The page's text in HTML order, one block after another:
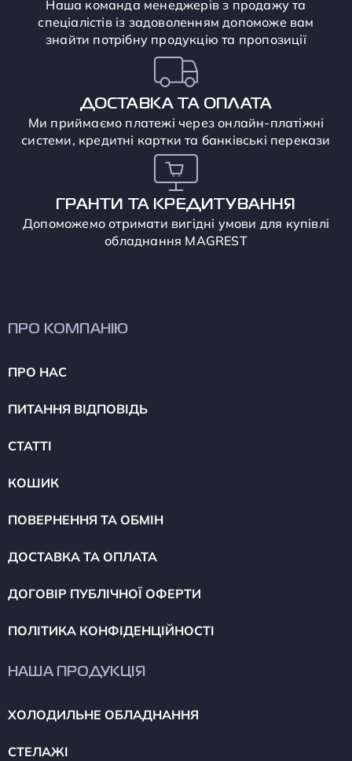
Наша команда менеджерів з продажу та
спеціалістів із задоволенням допоможе вам
знайти потрібну продукцію та пропозиції
ДОСТАВКА ТА ОПЛАТА
Ми приймаємо платежі через онлайн-платіжні
системи, кредитні картки та банківські перекази
ГРАНТИ ТА КРЕДИТУВАННЯ
Допоможемо отримати вигідні умови для купівлі
обладнання MAGREST
ПРО КОМПАНІЮ
ПРО НАС
ПИТАННЯ ВІДПОВІДЬ
СТАТТІ
КОШИК
ПОВЕРНЕННЯ ТА ОБМІН
ДОСТАВКА ТА ОПЛАТА
ДОГОВІР ПУБЛІЧНОЇ ОФЕРТИ
ПОЛІТИКА КОНФІДЕНЦІЙНОСТІ
НАША ПРОДУКЦІЯ
ХОЛОДИЛЬНЕ ОБЛАДНАННЯ
СТЕЛАЖІ